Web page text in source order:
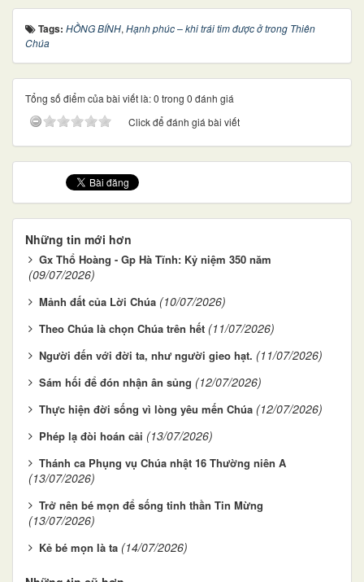
Tags: HỒNG BÍNH, Hạnh phúc – khi trái tim được ở trong Thiên
Chúa
Tổng số điểm của bài viết là: 0 trong 0 đánh giá
Click để đánh giá bài viết
Những tin mới hơn
Gx Thổ Hoàng - Gp Hà Tĩnh: Kỷ niệm 350 năm
(09/07/2026)
Mảnh đất của Lời Chúa (10/07/2026)
Theo Chúa là chọn Chúa trên hết (11/07/2026)
Người đến với đời ta, như người gieo hạt. (11/07/2026)
Sám hối để đón nhận ân sủng (12/07/2026)
Thực hiện đời sống vì lòng yêu mến Chúa (12/07/2026)
Phép lạ đòi hoán cải (13/07/2026)
Thánh ca Phụng vụ Chúa nhật 16 Thường niên A
(13/07/2026)
Trở nên bé mọn để sống tinh thần Tin Mừng
(13/07/2026)
Kẻ bé mọn là ta (14/07/2026)